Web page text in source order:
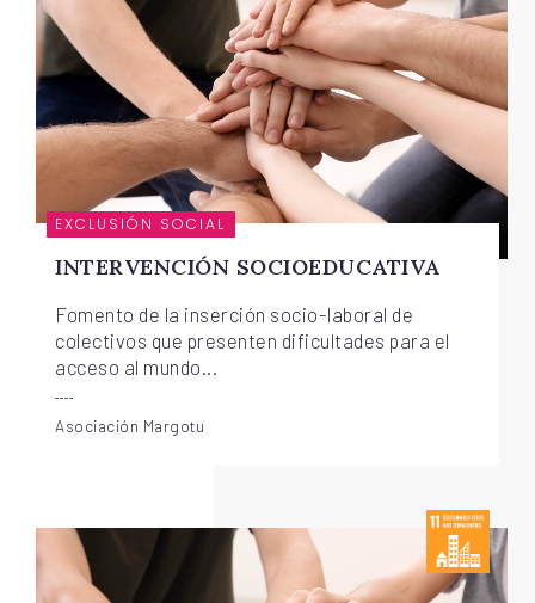
EXCLUSIÓN SOCIAL
INTERVENCIÓN SOCIOEDUCATIVA
Fomento de la inserción socio-laboral de
colectivos que presenten dificultades para el
acceso al mundo...
Asociación Margotu